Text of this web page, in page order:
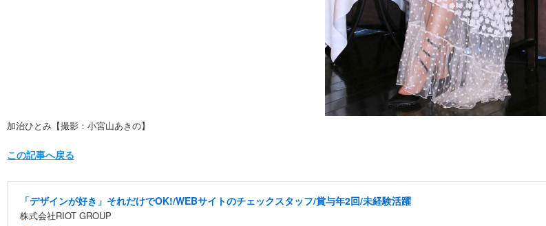
加治ひとみ【撮影：小宮山あきの】
この記事へ戻る
「デザインが好き」それだけでOK!/WEBサイトのチェックスタッフ/賞与年2回/未経験活躍
株式会社RIOT GROUP